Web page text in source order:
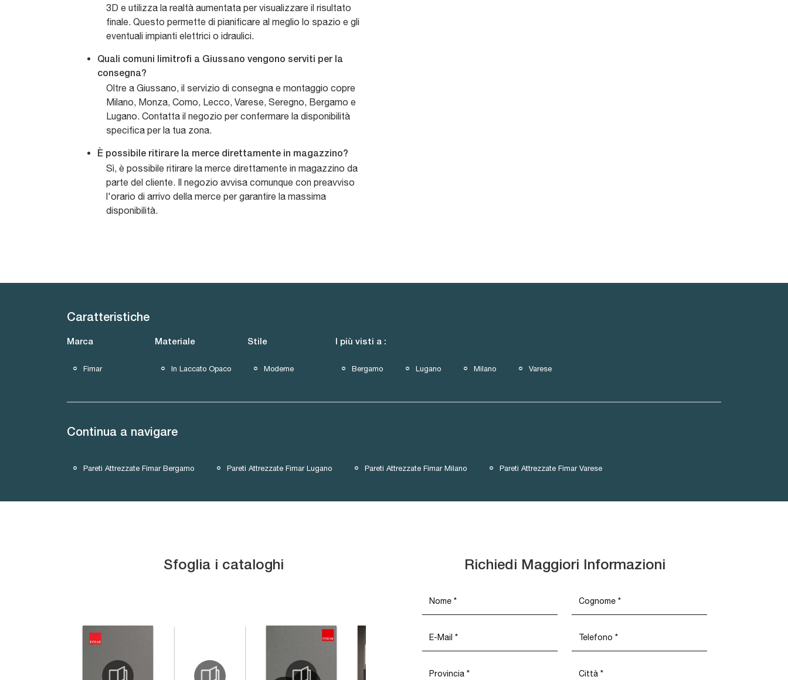
3D e utilizza la realtà aumentata per visualizzare il risultato
finale. Questo permette di pianificare al meglio lo spazio e gli
eventuali impianti elettrici o idraulici.
Quali comuni limitrofi a Giussano vengono serviti per la
consegna?
Oltre a Giussano, il servizio di consegna e montaggio copre
Milano, Monza, Como, Lecco, Varese, Seregno, Bergamo e
Lugano. Contatta il negozio per confermare la disponibilità
specifica per la tua zona.
È possibile ritirare la merce direttamente in magazzino?
Sì, è possibile ritirare la merce direttamente in magazzino da
parte del cliente. Il negozio avvisa comunque con preavviso
l'orario di arrivo della merce per garantire la massima
disponibilità.
Caratteristiche
Marca
Fimar
Materiale
In Laccato Opaco
Stile
Moderne
I più visti a :
Bergamo Lugano Milano Varese
Continua a navigare
Pareti Attrezzate Fimar Bergamo Pareti Attrezzate Fimar Lugano Pareti Attrezzate Fimar Milano Pareti Attrezzate Fimar Varese
Sfoglia i cataloghi Richiedi Maggiori Informazioni